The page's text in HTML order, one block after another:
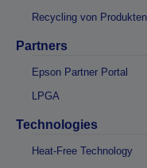
Recycling von Produkten
Partners
Epson Partner Portal
LPGA
Technologies
Heat-Free Technology